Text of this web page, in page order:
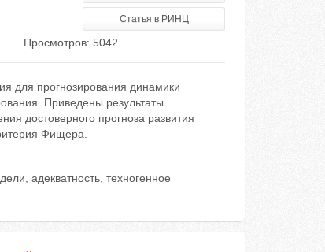
Статья в РИНЦ
Просмотров: 5042
для прогнозирования динамики
Приведены результаты
достоверного прогноза развития
Фищера.
адекватность, техногенное